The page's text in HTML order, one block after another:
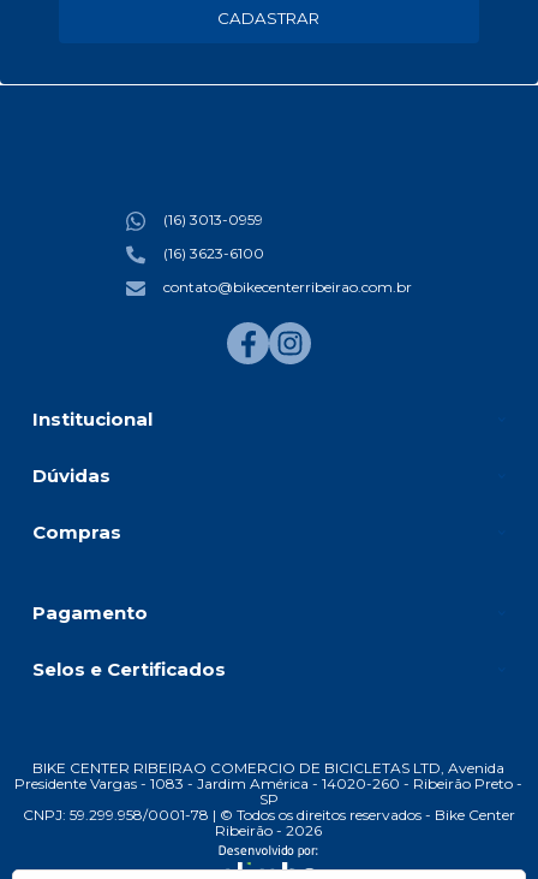
CADASTRAR
Institucional
Dúvidas
Compras
(16) 3013-0959
(16) 3623-6100
contato@bikecenterribeirao.com.br
Pagamento
Selos e Certificados
BIKE CENTER RIBEIRAO COMERCIO DE BICICLETAS LTD, Avenida
Presidente Vargas - 1083 - Jardim América - 14020-260 - Ribeirão Preto -
SP
CNPJ: 59.299.958/0001-78 | © Todos os direitos reservados - Bike Center
Ribeirão - 2026